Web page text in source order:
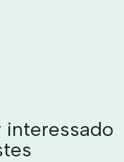
interessado